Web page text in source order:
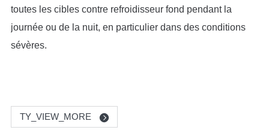
toutes les cibles contre refroidisseur fond pendant la
journée ou de la nuit, en particulier dans des conditions
sévères.
TY_VIEW_MORE